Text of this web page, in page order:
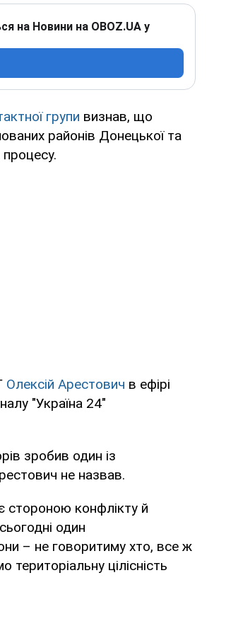
на Новини на OBOZ.UA у
групи визнав, що
районів Донецької та
Олексій Арестович в ефірі
"Україна 24"
зробив один із
не назвав.
стороною конфлікту й
один
– не говоритиму хто, все ж
цілісність